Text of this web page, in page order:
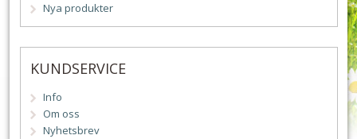
Nya produkter
KUNDSERVICE
Info
Om oss
Nyhetsbrev